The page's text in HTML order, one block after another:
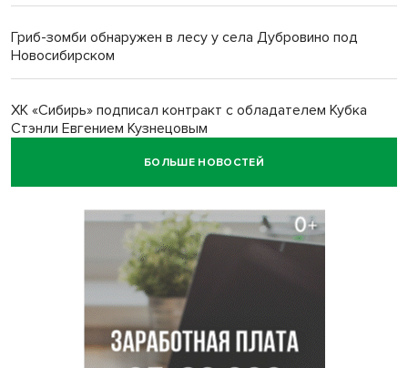
Гриб-зомби обнаружен в лесу у села Дубровино под
Новосибирском
ХК «Сибирь» подписал контракт с обладателем Кубка
Стэнли Евгением Кузнецовым
БОЛЬШЕ НОВОСТЕЙ